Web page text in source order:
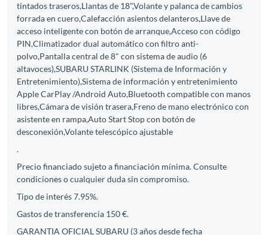
tintados traseros,Llantas de 18",Volante y palanca de cambios
forrada en cuero,Calefacción asientos delanteros,Llave de
acceso inteligente con botón de arranque,Acceso con código
PIN,Climatizador dual automático con filtro anti-
polvo,Pantalla central de 8" con sistema de audio (6
altavoces),SUBARU STARLINK (Sistema de Información y
Entretenimiento),Sistema de información y entretenimiento
Apple CarPlay /Android Auto,Bluetooth compatible con manos
libres,Cámara de visión trasera,Freno de mano electrónico con
asistente en rampa,Auto Start Stop con botón de
desconexión,Volante telescópico ajustable
.
Precio financiado sujeto a financiación mínima. Consulte
condiciones o cualquier duda sin compromiso.
Tipo de interés 7.95%.
Gastos de transferencia 150 €.
GARANTIA OFICIAL SUBARU (3 años desde fecha